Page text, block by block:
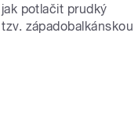
potlačit prudký
západobalkánskou